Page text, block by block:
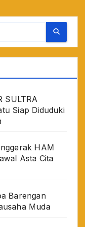
SULTRA
Siap Diduduki
HAM
Asta Cita
Barengan
Muda